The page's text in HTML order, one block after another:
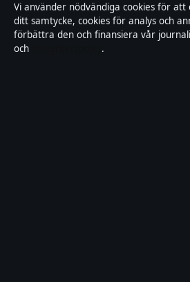
Tillgänglighetsredogörelse
Vi använder nödvändiga cookies för
ditt samtycke, cookies för analys och
förbättra den och finansiera vår
och
.